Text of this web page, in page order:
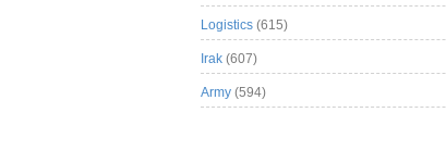
Logistics (615)
Irak (607)
Army (594)